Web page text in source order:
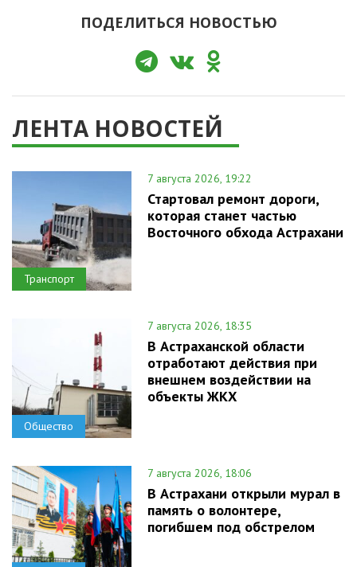
ПОДЕЛИТЬСЯ НОВОСТЬЮ
ЛЕНТА НОВОСТЕЙ
Транспорт
7 августа 2026, 19:22
Стартовал ремонт дороги,
которая станет частью
Восточного обхода Астрахани
Общество
7 августа 2026, 18:35
В Астраханской области
отработают действия при
внешнем воздействии на
объекты ЖКХ
7 августа 2026, 18:06
В Астрахани открыли мурал в
память о волонтере,
погибшем под обстрелом